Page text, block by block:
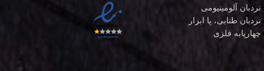
نردبان آلومینیومی
نردبان طنابی، پا ابزار
چهارپایه فلزی